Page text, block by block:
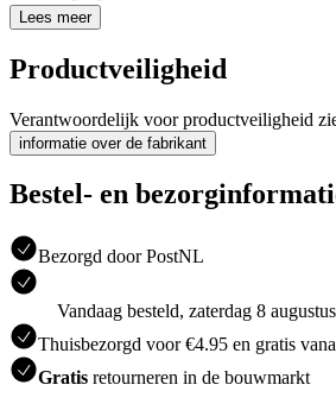
Lees meer
Productveiligheid
Verantwoordelijk voor productveiligheid
informatie over de fabrikant
Bestel- en
Bezorgd door PostNL
Vandaag besteld, zaterdag 8
Thuisbezorgd voor €4.95 en gratis
Gratis retourneren in de bouwmarkt